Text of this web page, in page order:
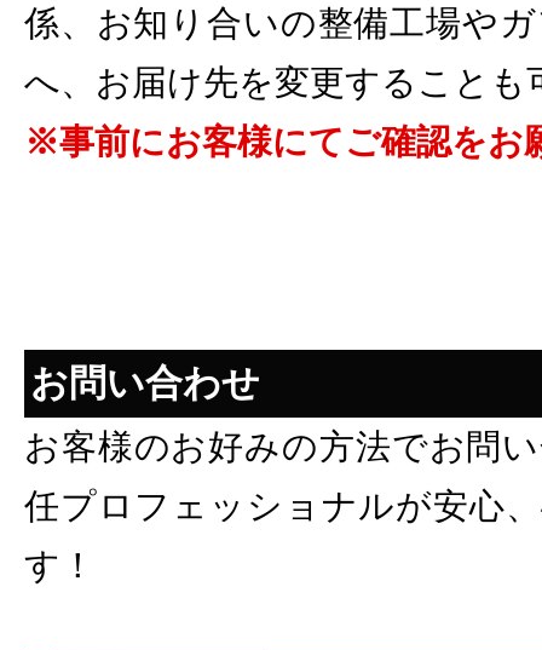
係、お知り合いの整備工場や
へ、お届け先を変更することも
※事前にお客様にてご確認をお
お問い合わせ
お客様のお好みの方法でお問
任プロフェッショナルが安心
す！